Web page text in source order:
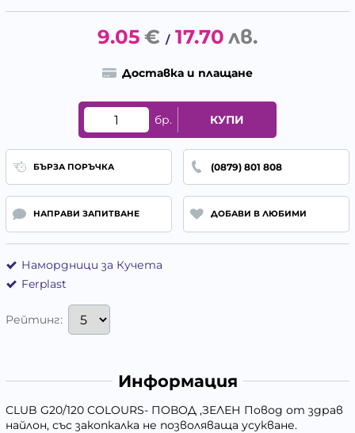
9.05 € / 17.70 лв.
Доставка и плащане
бр. КУПИ
БЪРЗА ПОРЪЧКА (0879) 801 808
НАПРАВИ ЗАПИТВАНЕ ДОБАВИ В ЛЮБИМИ
Намордници за Кучета
Ferplast
Рейтинг:
Информация
CLUB G20/120 COLOURS- ПОВОД ,ЗЕЛЕН Повод от здрав
найлон, със закопкалка не позволяваща усукване.